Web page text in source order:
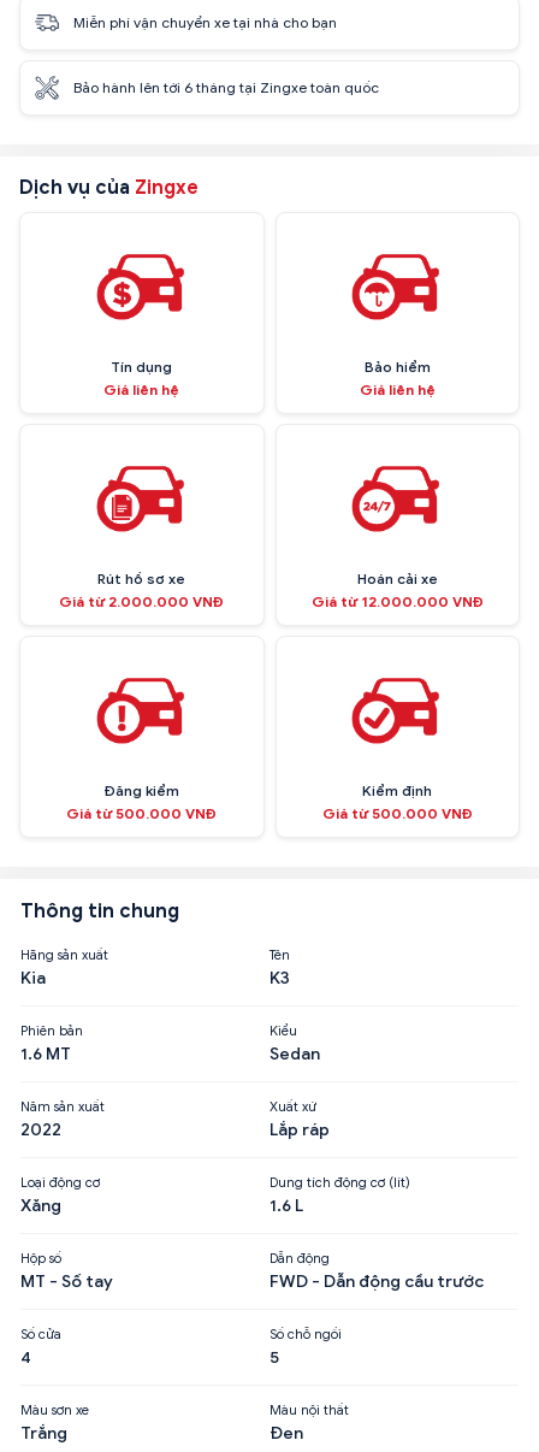
Miễn phí vận chuyển xe tại nhà cho bạn
Bảo hành lên tới 6 tháng tại Zingxe toàn quốc
Dịch vụ của Zingxe
Tín dụng
Giá liên hệ
Bảo hiểm
Giá liên hệ
Rút hồ sơ xe
Giá từ 2.000.000 VNĐ
Hoán cải xe
Giá từ 12.000.000 VNĐ
Đăng kiểm
Giá từ 500.000 VNĐ
Kiểm định
Giá từ 500.000 VNĐ
Thông tin chung
Hãng sản xuất
Kia
Tên
K3
Phiên bản
1.6 MT
Kiểu
Sedan
Năm sản xuất
2022
Xuất xứ
Lắp ráp
Loại động cơ
Xăng
Dung tích động cơ (lít)
1.6 L
Hộp số
MT - Số tay
Dẫn động
FWD - Dẫn động cầu trước
Số cửa
4
Số chỗ ngồi
5
Màu sơn xe
Trắng
Màu nội thất
Đen